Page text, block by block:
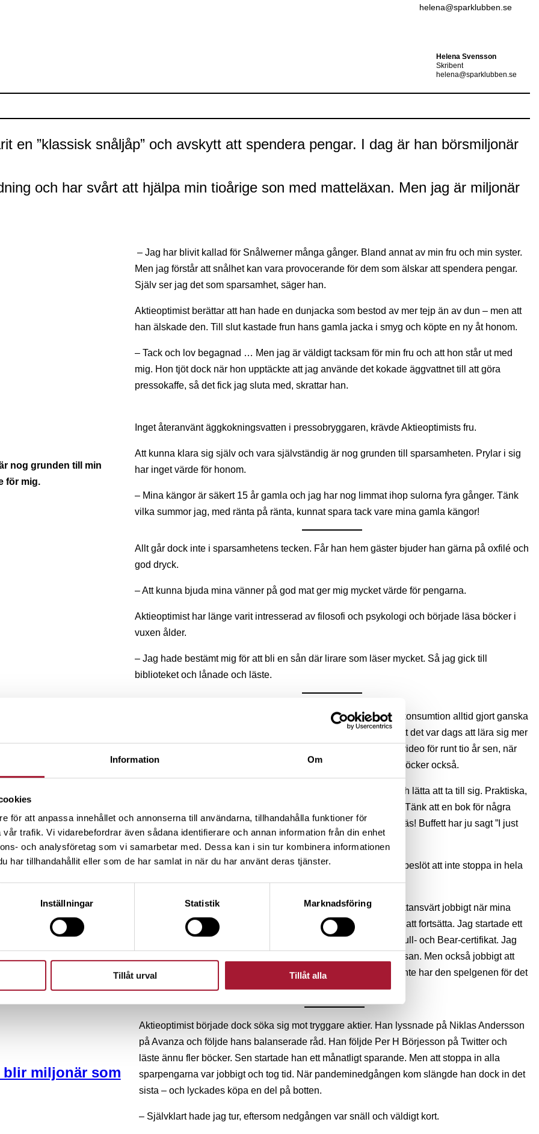
Information Om
för att anpassa innehållet och annonserna till användarna, tillhandahålla funktioner för
trafik. Vi vidarebefordrar även sådana identifierare och annan information från din enhet
och analysföretag som vi samarbetar med. Dessa kan i sin tur kombinera informationen
har tillhandahållit eller som de har samlat in när du har använt deras tjänster.
Inställningar Statistik Marknadsföring
Tillåt urval Tillåt alla
helena@sparklubben.se
Helena Svensson
Skribent
helena@sparklubben.se
en ”klassisk snåljåp” och avskytt att spendera pengar. I dag är han börsmiljonär
och har svårt att hjälpa min tioårige son med matteläxan. Men jag är miljonär
– Jag har blivit kallad för Snålwerner många gånger. Bland annat av min fru och min syster.
Men jag förstår att snålhet kan vara provocerande för dem som älskar att spendera pengar.
Själv ser jag det som sparsamhet, säger han.
Aktieoptimist berättar att han hade en dunjacka som bestod av mer tejp än av dun – men att
han älskade den. Till slut kastade frun hans gamla jacka i smyg och köpte en ny åt honom.
– Tack och lov begagnad … Men jag är väldigt tacksam för min fru och att hon står ut med
mig. Hon tjöt dock när hon upptäckte att jag använde det kokade äggvattnet till att göra
pressokaffe, så det fick jag sluta med, skrattar han.
nog grunden till min
för mig.
Inget återanvänt äggkokningsvatten i pressobryggaren, krävde Aktieoptimists fru.
Att kunna klara sig själv och vara självständig är nog grunden till sparsamheten. Prylar i sig
har inget värde för honom.
– Mina kängor är säkert 15 år gamla och jag har nog limmat ihop sulorna fyra gånger. Tänk
vilka summor jag, med ränta på ränta, kunnat spara tack vare mina gamla kängor!
Allt går dock inte i sparsamhetens tecken. Får han hem gäster bjuder han gärna på oxfilé och
god dryck.
– Att kunna bjuda mina vänner på god mat ger mig mycket värde för pengarna.
Aktieoptimist har länge varit intresserad av filosofi och psykologi och började läsa böcker i
vuxen ålder.
– Jag hade bestämt mig för att bli en sån där lirare som läser mycket. Så jag gick till
biblioteket och lånade och läste.
en halv miljon
till minne av
mer jämlika av
blir miljonär som
Eftersom han alltid hade pengar kvar i slutet av månaden och konsumtion alltid gjort ganska
ont, satt han en dag med 300 000 kr på sparkontot och insåg att det var dags att lära sig mer
om investeringar. Han såg Per H Börjesson i någon YouTube-video för runt tio år sen, när
han var 24 år gammal. Så han lånade hem Per H Börjessons böcker också.
– Det som är så bra med hans böcker är att de är avskalade och lätta att ta till sig. Praktiska,
tidlösa råd som gör dig till miljonär eller mångmiljonär över tid. Tänk att en bok för några
hundra kan ge dig kunskap värd flera miljoner! Vill du bli rik? Läs! Buffett har ju sagt ”I just
De första stapplande stegen in på börsen var dock svåra. Han beslöt att inte stoppa in hela
den sparade slanten på 300 000 på en gång, utan lite i taget.
– Jag köpte någon dyr fond på en gammelbank och det var fruktansvärt jobbigt när mina
5 000 kr gick ner med 500. Men jag hade ändå bestämt mig för att fortsätta. Jag startade ett
konto på Avanza och började köpa saker jag inte förstod, typ Bull- och Bear-certifikat. Jag
hade ju ont i magen hela tiden, men det var spännande som tusan. Men också jobbigt att
förlora pengar, eftersom jag är så snål. Men jag är glad att jag inte har den spelgenen för det
blir ju som att spela på Black Jack till slut.
Aktieoptimist började dock söka sig mot tryggare aktier. Han lyssnade på Niklas Andersson
på Avanza och följde hans balanserade råd. Han följde Per H Börjesson på Twitter och
läste ännu fler böcker. Sen startade han ett månatligt sparande. Men att stoppa in alla
sparpengarna var jobbigt och tog tid. När pandeminedgången kom slängde han dock in det
sista – och lyckades köpa en del på botten.
– Självklart hade jag tur, eftersom nedgången var snäll och väldigt kort.